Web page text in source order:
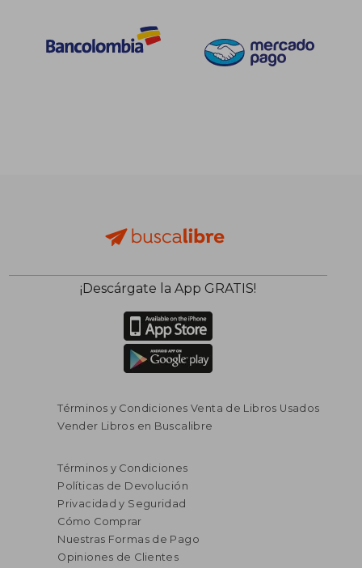
¡Descárgate la App GRATIS!
Términos y Condiciones Venta de Libros Usados
Vender Libros en Buscalibre
Términos y Condiciones
Políticas de Devolución
Privacidad y Seguridad
Cómo Comprar
Nuestras Formas de Pago
Opiniones de Clientes